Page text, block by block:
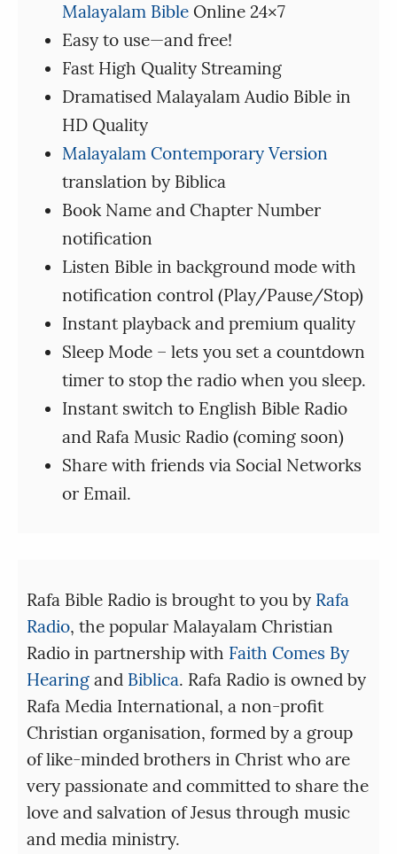
Malayalam Bible Online 24×7
Easy to use—and free!
Fast High Quality Streaming
Dramatised Malayalam Audio Bible in
HD Quality
Malayalam Contemporary Version
translation by Biblica
Book Name and Chapter Number
notification
Listen Bible in background mode with
notification control (Play/Pause/Stop)
Instant playback and premium quality
Sleep Mode – lets you set a countdown
timer to stop the radio when you sleep.
Instant switch to English Bible Radio
and Rafa Music Radio (coming soon)
Share with friends via Social Networks
or Email.
Rafa Bible Radio is brought to you by Rafa
Radio, the popular Malayalam Christian
Radio in partnership with Faith Comes By
Hearing and Biblica. Rafa Radio is owned by
Rafa Media International, a non-profit
Christian organisation, formed by a group
of like-minded brothers in Christ who are
very passionate and committed to share the
love and salvation of Jesus through music
and media ministry.